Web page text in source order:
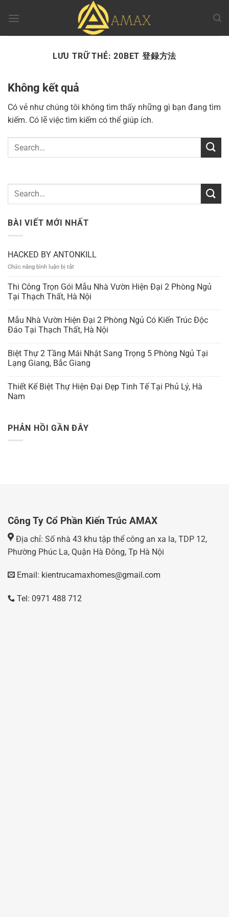
đến
LƯU TRỮ THẺ:20BET 登録方法
Không kết quả
Có vẻ như chúng tôi không tìm thấy những gì bạn đang tìm
kiếm. Có lẽ việc tìm kiếm có thể giúp ích.
BÀI VIẾT MỚI NHẤT
HACKED BY ANTONKILL
Chức năng bình luận bị tắt
BY
ANTONKILL
Thi Công Trọn Gói Mẫu Nhà Vườn Hiện Đại 2 Phòng Ngủ
Tại Thạch Thất, Hà Nội
Mẫu Nhà Vườn Hiện Đại 2 Phòng Ngủ Có Kiến Trúc Độc
Đáo Tại Thạch Thất, Hà Nội
Biệt Thự 2 Tầng Mái Nhật Sang Trọng 5 Phòng Ngủ Tại
Lạng Giang, Bắc Giang
Thiết Kế Biệt Thự Hiện Đại Đẹp Tinh Tế Tại Phủ Lý, Hà
Nam
PHẢN HỒI GẦN ĐÂY
Công Ty Cổ Phần Kiến Trúc AMAX
Địa chỉ: Số nhà 43 khu tập thể công an xa la, TDP 12,
Phường Phúc La, Quận Hà Đông, Tp Hà Nội
Email: kientrucamaxhomes@gmail.com
Tel: 0971 488 712